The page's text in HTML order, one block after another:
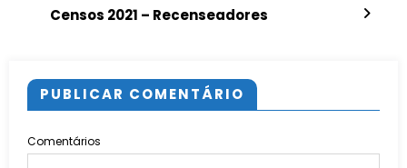
Censos 2021 – Recenseadores
PUBLICAR COMENTÁRIO
Comentários